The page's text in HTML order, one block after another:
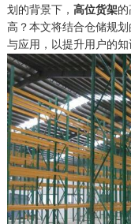
划的背景下， 高位货架的
高？本文将结合仓储规
与应用，以提升用户的知